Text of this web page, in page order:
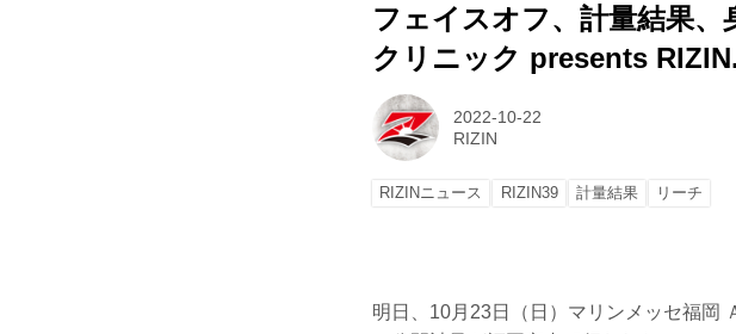
フェイスオフ、計量結果、
クリニック presents
2022-10-22
RIZIN
RIZINニュース RIZIN39 計量結果 リーチ
明日、10月23日（日）マリンメッセ福岡